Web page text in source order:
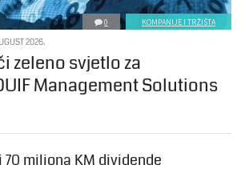
0 KOMPANIJE I TRŽIŠTA
2026.
zeleno svjetlo za
Management Solutions
miliona KM dividende